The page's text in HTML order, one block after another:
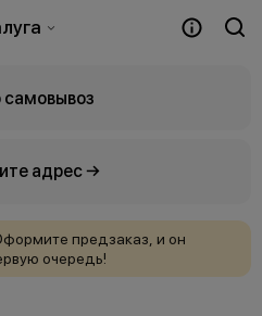
самовывоз
адрес →
предзаказ, и он
очередь!